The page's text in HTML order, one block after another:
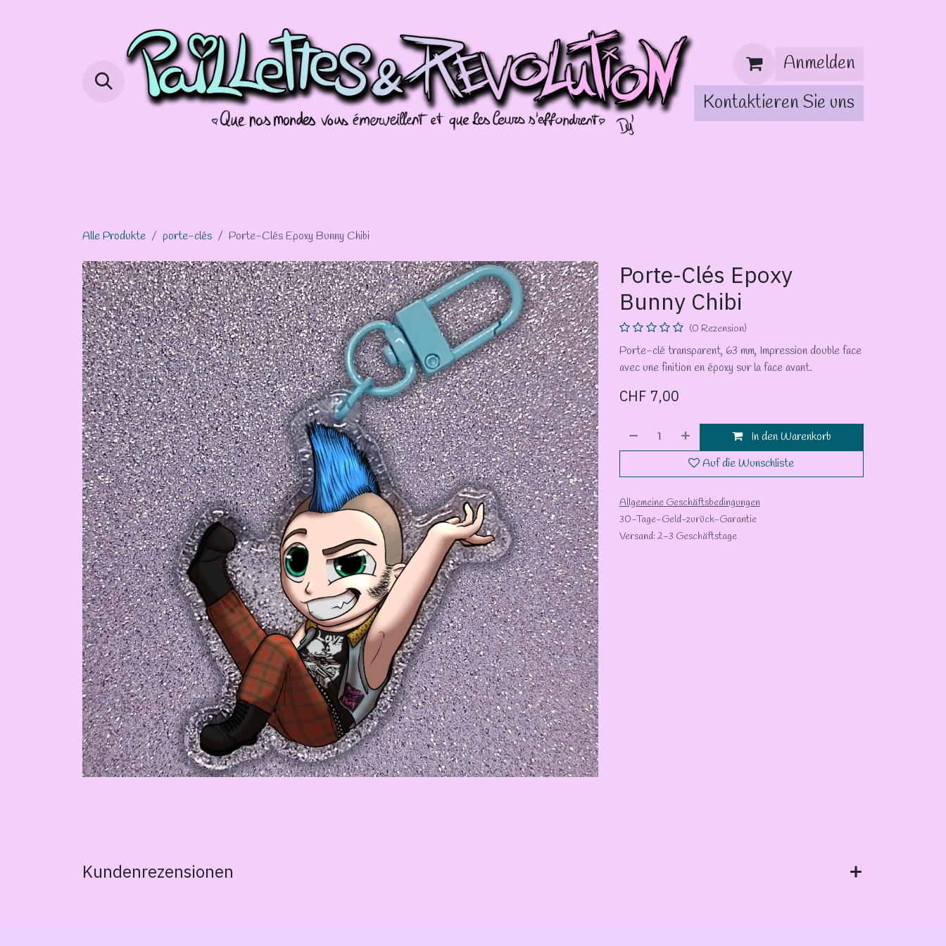
Anmelden
Kontaktieren Sie uns
Alle Produkte porte-clés Porte-Clés Epoxy Bunny Chibi
Porte-Clés Epoxy
Bunny Chibi
(0 Rezension)
Porte-clé transparent, 63 mm, Impression double face
avec une finition en époxy sur la face avant.
CHF 7,00
In den Warenkorb
Auf die Wunschliste
Allgemeine Geschäftsbedingungen
30-Tage-Geld-zurück-Garantie
Versand: 2-3 Geschäftstage
Kundenrezensionen